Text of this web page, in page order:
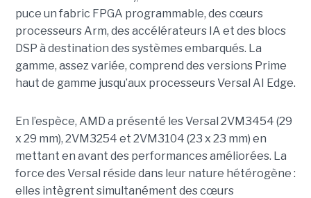
puce un fabric FPGA programmable, des cœurs
processeurs Arm, des accélérateurs IA et des blocs
DSP à destination des systèmes embarqués. La
gamme, assez variée, comprend des versions Prime
haut de gamme jusqu’aux processeurs Versal AI Edge.
En l’espèce, AMD a présenté les Versal 2VM3454 (29
x 29 mm), 2VM3254 et 2VM3104 (23 x 23 mm) en
mettant en avant des performances améliorées. La
force des Versal réside dans leur nature hétérogène :
elles intègrent simultanément des cœurs